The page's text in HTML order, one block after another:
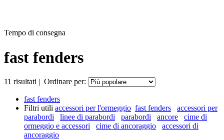
Tempo di consegna
fast fenders
11 risultati | Ordinare per:
fast fenders
Filtri utili accessori per l'ormeggio fast fenders
accessori per
parabordi
linee di parabordi parabordi ancore
cime di
ormeggio e accessori
cime di ancoraggio
accessori di
ancoraggio